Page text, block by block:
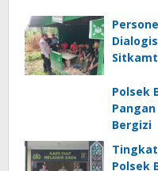
Polsek
Bergizi
Polsek